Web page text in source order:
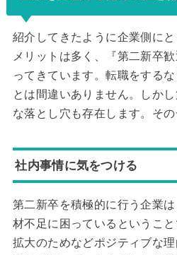
紹介してきたように企業側に
メリットは多く、『第二新卒
ってきています。転職をする
とは間違いありません。しか
な落とし穴も存在します。その
社内事情に気をつける
第二新卒を積極的に行う企業
材不足に困っているというこ
拡大のためなどポジティブな